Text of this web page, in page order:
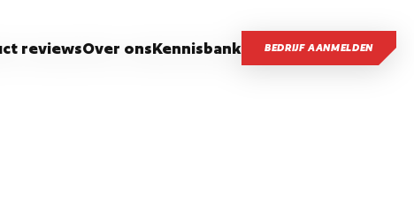
reviewsOver onsKennisbank BEDRIJF AANMELDEN